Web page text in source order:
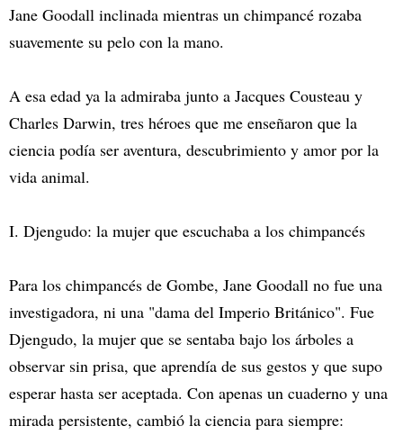
Jane Goodall inclinada mientras un chimpancé rozaba
suavemente su pelo con la mano.
A esa edad ya la admiraba junto a Jacques Cousteau y
Charles Darwin, tres héroes que me enseñaron que la
ciencia podía ser aventura, descubrimiento y amor por la
vida animal.
I. Djengudo: la mujer que escuchaba a los chimpancés
Para los chimpancés de Gombe, Jane Goodall no fue una
investigadora, ni una "dama del Imperio Británico". Fue
Djengudo, la mujer que se sentaba bajo los árboles a
observar sin prisa, que aprendía de sus gestos y que supo
esperar hasta ser aceptada. Con apenas un cuaderno y una
mirada persistente, cambió la ciencia para siempre: